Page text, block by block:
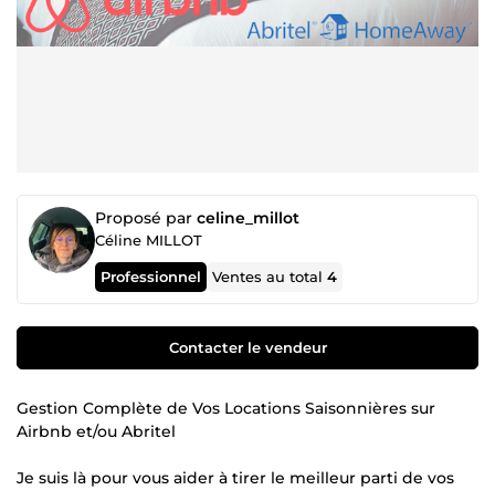
Proposé par celine_millot
Céline MILLOT
Professionnel Ventes au total4
Contacter le vendeur
Gestion Complète de Vos Locations Saisonnières sur
Airbnb et/ou Abritel
Je suis là pour vous aider à tirer le meilleur parti de vos